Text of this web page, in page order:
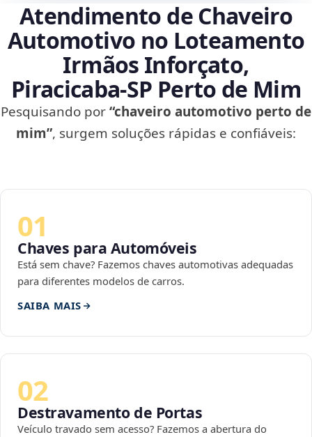
Atendimento de Chaveiro
Automotivo no Loteamento
Irmãos Inforçato,
Piracicaba‑SP Perto de Mim
Pesquisando por“chaveiro automotivo perto de
mim”, surgem soluções rápidas e confiáveis:
01
Chaves para Automóveis
Está sem chave? Fazemos chaves automotivas adequadas
para diferentes modelos de carros.
SAIBA MAIS
02
Destravamento de Portas
Veículo travado sem acesso? Fazemos a abertura do